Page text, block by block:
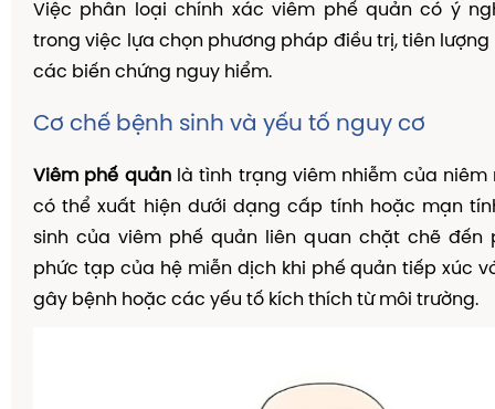
Việc phân loại chính xác viêm phế quản có ý
trong việc lựa chọn phương pháp điều trị, tiên
các biến chứng nguy hiểm.
Cơ chế bệnh sinh và yếu tố nguy cơ
Viêm phế quảnlà tình trạng viêm nhiễm của niêm
có thể xuất hiện dưới dạng cấp tính hoặc mạn
sinh của viêm phế quản liên quan chặt chẽ đến
phức tạp của hệ miễn dịch khi phế quản tiếp xúc
gây bệnh hoặc các yếu tố kích thích từ môi trường.